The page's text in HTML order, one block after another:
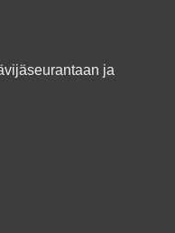
ja